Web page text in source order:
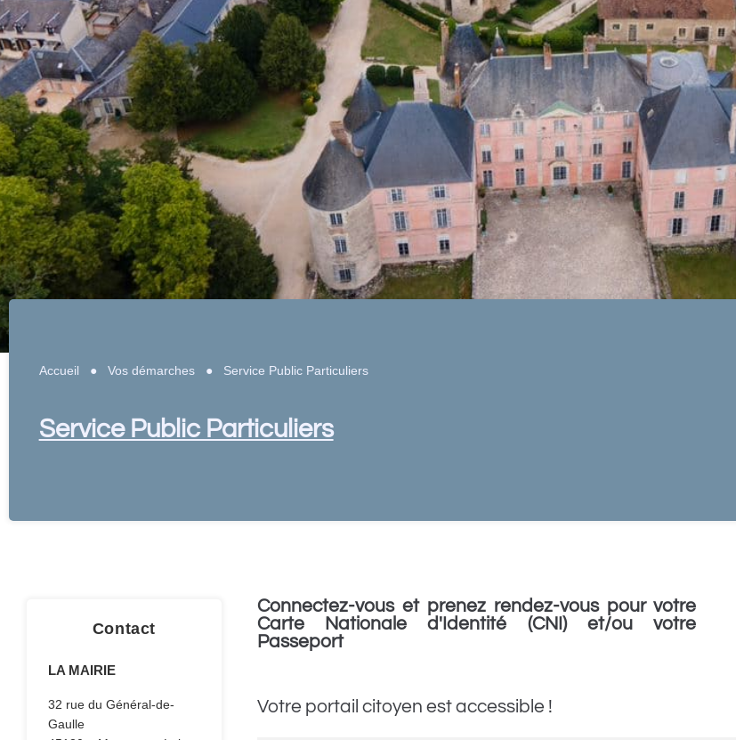
Accueil ● Vos démarches● Service Public Particuliers
Service Public Particuliers
Contact
LA MAIRIE
32 rue du Général-de-
Gaulle
Connectez-vous et prenez rendez-vous pour votre
Carte Nationale d'Identité (CNI) et/ou votre
Passeport
Votre portail citoyen est accessible !